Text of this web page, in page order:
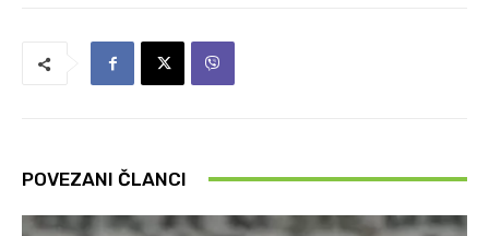
POVEZANI ČLANCI